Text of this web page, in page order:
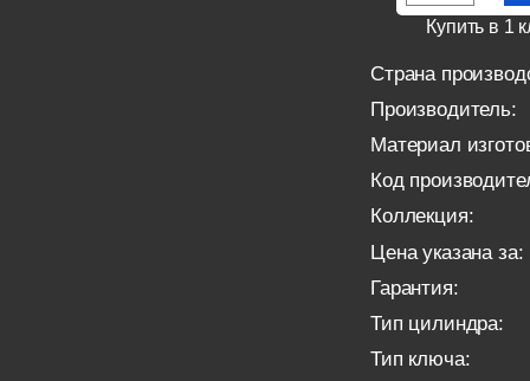
Купить в 1
Страна
Производитель:
Материал
Код
Коллекция:
Цена указана за:
Гарантия:
Тип цилиндра:
Тип ключа: